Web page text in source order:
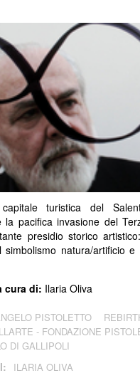
capitale turistica del
la pacifica invasione del
presidio storico
simbolismo natura/artificio
cura di: Ilaria Oliva
PISTOLETTO
- FONDAZIONE
DI GALLIPOLI
ILARIA OLIVA